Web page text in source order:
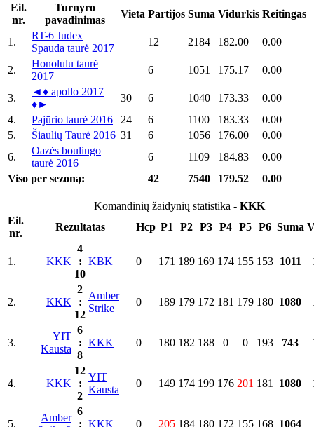
Eil.
nr.
Turnyro
pavadinimas
Vieta Partijos Suma Vidurkis Reitingas
1.
RT-6 Judex
Spauda taurė 2017
12 2184 182.00 0.00
2.
Honolulu taurė
2017
6 1051 175.17 0.00
3.
◄♦ apollo 2017
♦►
30 6 1040 173.33
0.00
4.
Pajūrio taurė 2016 24 6 1100 183.33
0.00
5.
Šiaulių Taurė 2016 31 6 1056 176.00
0.00
6.
Oazės boulingo
taurė 2016
6 1109 184.83
0.00
Viso per sezoną:
42 7540 179.52 0.00
Komandinių žaidynių statistika - KKK
Eil.
nr.
Rezultatas Hcp P1 P2 P3 P4 P5 P6 Suma
1. KKK
4
:
10
KBK 0 171 189 169 174 155 153 1011
2. KKK
2
:
12
Amber
Strike
0 189 179 172 181 179 180 1080
3.
YIT
Kausta
6
:
8
KKK 0 180 182 188 0 0 193 743
4. KKK
12
:
2
YIT
Kausta
0 149 174 199 176 201 181 1080
5.
Amber
6
: KKK 0 205 184 180 172 155 168 1064